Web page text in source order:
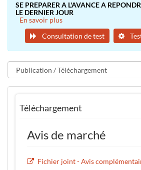
SE PREPARER A L'AVANCE A
LE DERNIER JOUR
En savoir plus
Consultation de test
Téléchargement
Avis de marché
Fichier joint - Avis